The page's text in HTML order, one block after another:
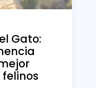
Gato: